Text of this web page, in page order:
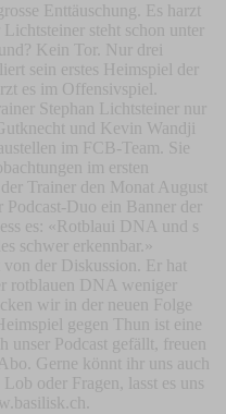
Enttäuschung. Es harzt
steht schon unter
Kein Tor. Nur drei
sein erstes Heimspiel der
es im Offensivspiel.
Stephan Lichtsteiner nur
und Kevin Wandji
im FCB-Team. Sie
im ersten
Trainer den Monat August
Duo ein Banner der
es: «Rotblaui DNA und s
schwer erkennbar.»
der Diskussion. Er hat
rotblauen DNA weniger
wir in der neuen Folge
gegen Thun ist eine
Podcast gefällt, freuen
Gerne könnt ihr uns auch
oder Fragen, lasst es uns